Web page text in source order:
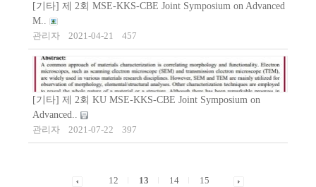
[기타] 제 2회 MSE-KKS-CBE Joint Symposium on Advanced
M..
관리자
2021-04-21 457
[기타] 제 2회 KU MSE-KKS-CBE Joint Symposium on
Advanced..
관리자
2021-07-22 397
12 13 14 15